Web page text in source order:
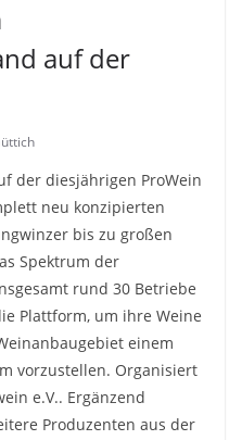
auf der
der diesjährigen ProWein
neu konzipierten
bis zu großen
Spektrum der
rund 30 Betriebe
Plattform, um ihre Weine
einem
vorzustellen. Organisiert
e.V.. Ergänzend
Produzenten aus der